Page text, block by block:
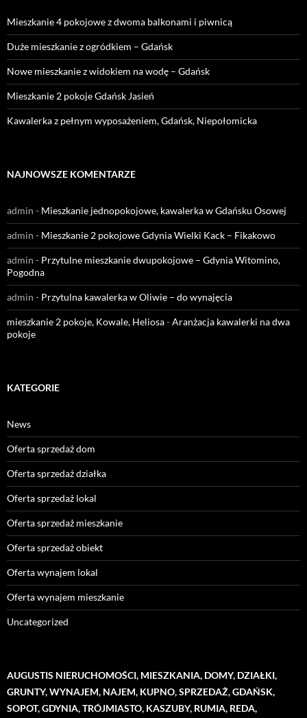
Mieszkanie 4 pokojowe z dwoma balkonami i piwnicą
Duże mieszkanie z ogródkiem – Gdańsk
Nowe mieszkanie z widokiem na wodę – Gdańsk
Mieszkanie 2 pokoje Gdańsk Jasień
Kawalerka z pełnym wyposażeniem, Gdańsk, Niepołomicka
NAJNOWSZE KOMENTARZE
admin - Mieszkanie jednopokojowe, kawalerka w Gdańsku Osowej
admin - Mieszkanie 2 pokojowe Gdynia Wielki Kack – Fikakowo
admin - Przytulne mieszkanie dwupokojowe – Gdynia Witomino,
Pogodna
admin - Przytulna kawalerka w Oliwie – do wynajęcia
mieszkanie 2 pokoje, Kowale, Heliosa-Aranżacja kawalerki na dwa
pokoje
KATEGORIE
News
Oferta sprzedaż dom
Oferta sprzedaż działka
Oferta sprzedaż lokal
Oferta sprzedaż mieszkanie
Oferta sprzedaż obiekt
Oferta wynajem lokal
Oferta wynajem mieszkanie
Uncategorized
AUGUSTIS NIERUCHOMOŚCI, MIESZKANIA, DOMY, DZIAŁKI,
GRUNTY, WYNAJEM, NAJEM, KUPNO, SPRZEDAŻ, GDAŃSK,
SOPOT, GDYNIA, TRÓJMIASTO, KASZUBY, RUMIA, REDA,